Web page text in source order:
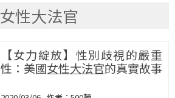
女性大法官
【女力綻放】性別歧視的嚴重
性：美國女性大法官的真實故事